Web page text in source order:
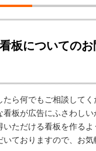
板についての
ら何でもご相談して
看板が広告にふさわし
ただける看板を作る
いておりますので、お